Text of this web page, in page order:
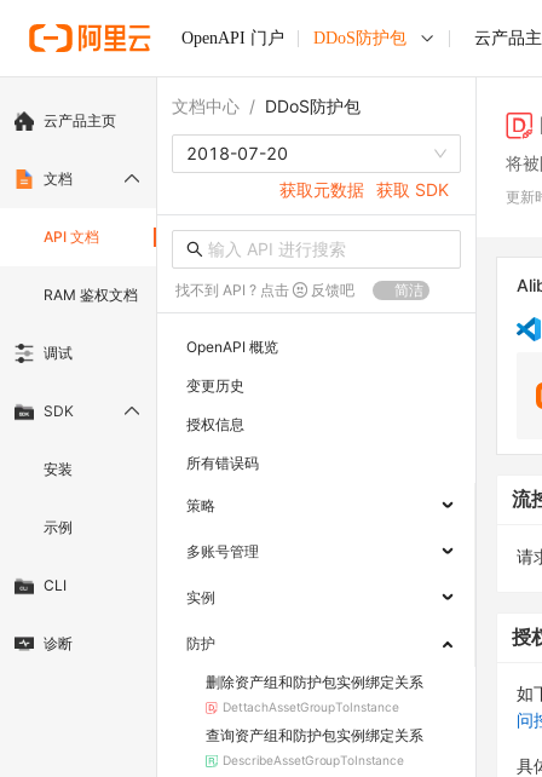
OpenAPI 门户 DDoS防护包 云产品
云产品主页
文档
API 文档
RAM 鉴权文档
调试
SDK
安装
示例
CLI
诊断
文档中心 / DDoS防护包
2018-07-20
获取元数据 获取 SDK
找不到 API ? 点击 反馈吧 简洁
OpenAPI 概览
变更历史
授权信息
所有错误码
策略
多账号管理
实例
防护
删除资产组和防护包实例绑定关系
DettachAssetGroupToInstance
查询资产组和防护包实例绑定关系
DescribeAssetGroupToInstance
将
更新
流
请
授
如
问
具